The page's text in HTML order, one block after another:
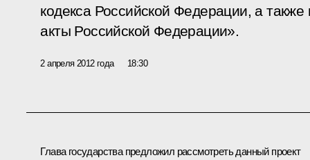
кодекса Российской Федерации, а
акты Российской Федерации».
2 апреля 2012 года 18:30
Глава государства предложил рассмотреть данный проект